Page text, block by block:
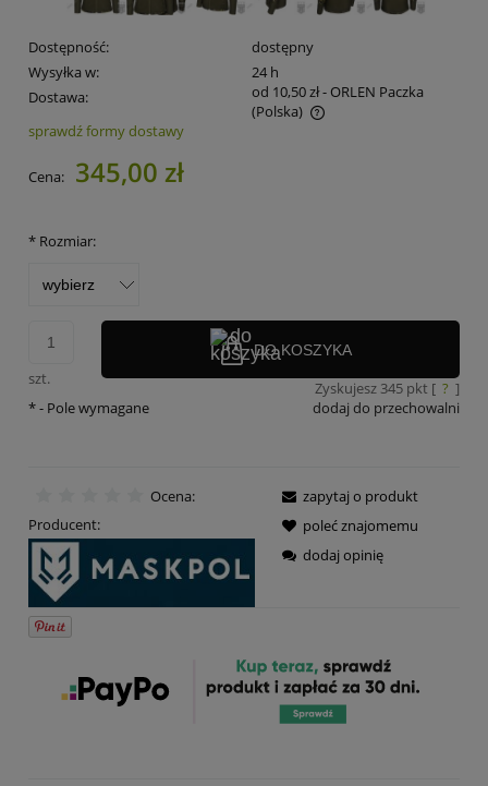
Dostępność:
dostępny
Wysyłka w:
24 h
Dostawa:
od 10,50 zł- ORLEN Paczka
(Polska)
Cena nie zawiera ewentualnych kosztów płatności
sprawdź formy dostawy
Cena: 345,00 zł
* Rozmiar:
szt.
DO KOSZYKA
Zyskujesz 345pkt [ ? ]
dodaj do przechowalni
*- Pole wymagane
Ocena:
Producent:
zapytaj o produkt
poleć znajomemu
dodaj opinię